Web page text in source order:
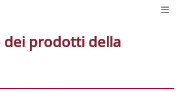
dei prodotti della